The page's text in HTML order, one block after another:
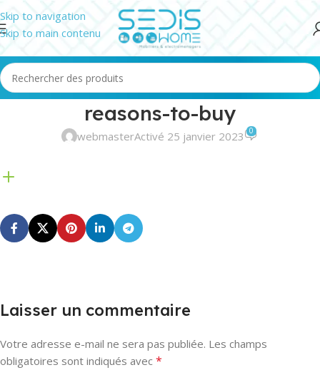
Skip to navigation
Skip to main contenu
reasons-to-buy
webmasterActivé 25 janvier 2023 0
Laisser un commentaire
Votre adresse e-mail ne sera pas publiée. Les champs
obligatoires sont indiqués avec *